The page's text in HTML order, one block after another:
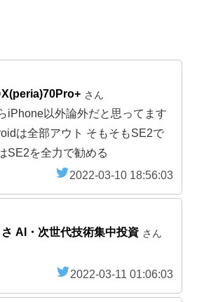
さん
iPhone以外論外だと思ってます
は全部アウト そもそもSE2で
SE2を全力で勧める
2022-03-10 18:56:03
AI・次世代技術集中投資 さん
2022-03-11 01:06:03